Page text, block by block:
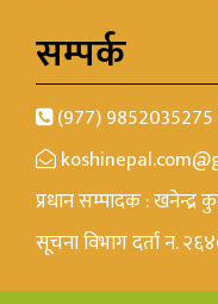
सम्पर्क
(977) 9852035275
प्रधान सम्पादक : खनेन्द्र
सूचना विभाग दर्ता न.